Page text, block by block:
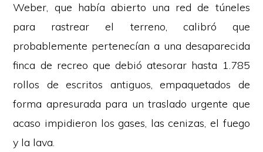
Weber, que había abierto una red de túneles
para rastrear el terreno, calibró que
probablemente pertenecían a una desaparecida
finca de recreo que debió atesorar hasta 1.785
rollos de escritos antiguos, empaquetados de
forma apresurada para un traslado urgente que
acaso impidieron los gases, las cenizas, el fuego
y la lava.